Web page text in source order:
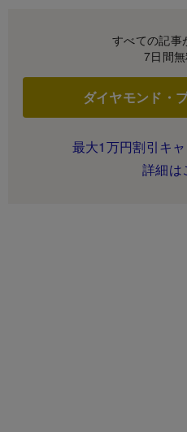
すべての記事
7日間
ダイヤモンド・
最大1万円割引キ
詳細は